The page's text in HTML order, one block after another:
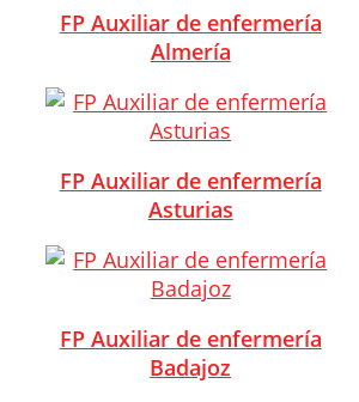
FP Auxiliar de enfermería
Almería
FP Auxiliar de enfermería
Asturias
FP Auxiliar de enfermería
Badajoz